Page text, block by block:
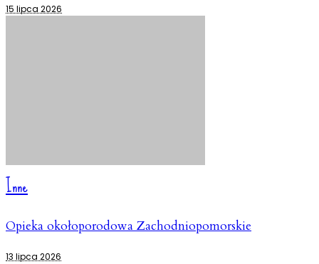
15 lipca 2026
Inne
Opieka okołoporodowa Zachodniopomorskie
13 lipca 2026